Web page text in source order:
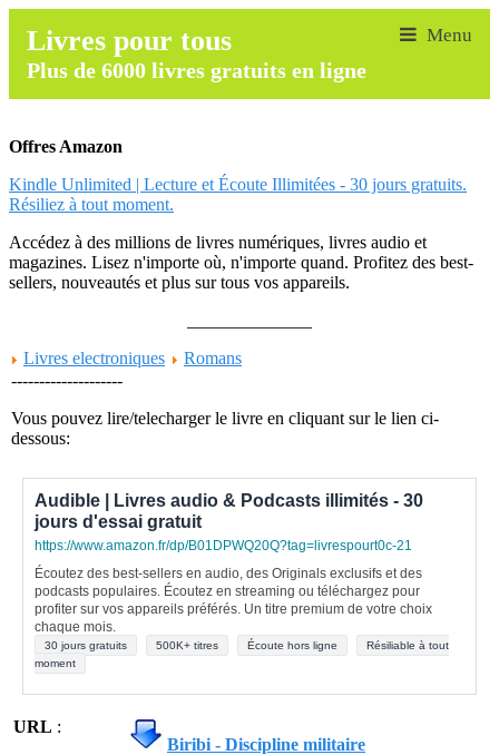
Livres pour tous
Plus de 6000 livres gratuits en ligne
Offres Amazon
Kindle Unlimited | Lecture et Écoute Illimitées - 30 jours gratuits.
Résiliez à tout moment.
Accédez à des millions de livres numériques, livres audio et
magazines. Lisez n'importe où, n'importe quand. Profitez des best-
sellers, nouveautés et plus sur tous vos appareils.
Livres electroniques
Romans
--------------------
Vous pouvez lire/telecharger le livre en cliquant sur le lien ci-
dessous:
Audible | Livres audio & Podcasts illimités - 30
jours d'essai gratuit
https://www.amazon.fr/dp/B01DPWQ20Q?tag=livrespourt0c-21
Écoutez des best-sellers en audio, des Originals exclusifs et des
podcasts populaires. Écoutez en streaming ou téléchargez pour
profiter sur vos appareils préférés. Un titre premium de votre choix
chaque mois.
30 jours gratuits 500K+ titres Écoute hors ligne
Résiliable à tout
moment
URL :
Biribi - Discipline militaire